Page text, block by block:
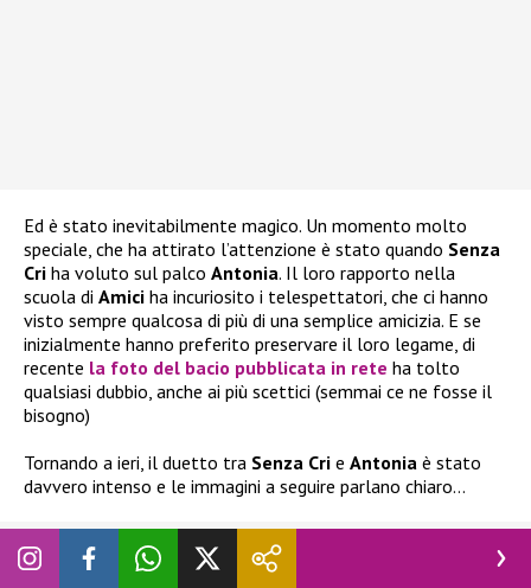
Ed è stato inevitabilmente magico. Un momento molto
speciale, che ha attirato l’attenzione è stato quando Senza
Cri ha voluto sul palco Antonia. Il loro rapporto nella
scuola di Amici ha incuriosito i telespettatori, che ci hanno
visto sempre qualcosa di più di una semplice amicizia. E se
inizialmente hanno preferito preservare il loro legame, di
recente la foto del bacio pubblicata in rete ha tolto
qualsiasi dubbio, anche ai più scettici (semmai ce ne fosse il
bisogno)
Tornando a ieri, il duetto tra Senza Cri e Antonia è stato
davvero intenso e le immagini a seguire parlano chiaro…